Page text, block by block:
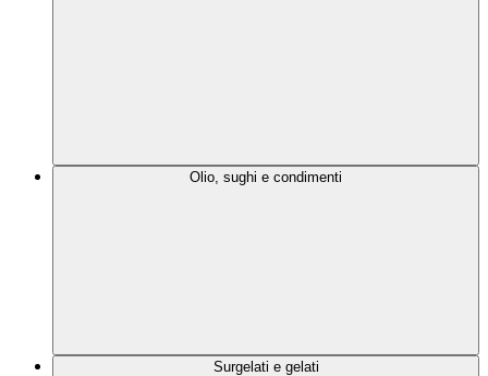
Olio, sughi e condimenti
Surgelati e gelati